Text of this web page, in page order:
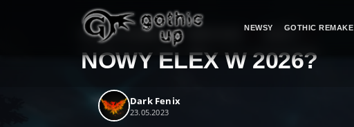
NEWSY GOTHIC REMAKE
STRONA GŁÓWNA >
NOWY ELEX W 2026?
Dark Fenix
23.05.2023